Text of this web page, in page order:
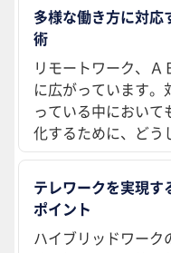
多様な働き方に対
術
リモートワーク、
に広がっています
っている中におい
化するために、どう
テレワークを実現す
ポイント
ハイブリッドワーク